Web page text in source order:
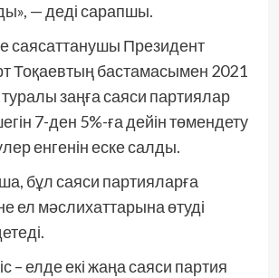
— деді сарапшы.
саясаттанушы Президент
Тоқаевтың бастамасымен 2021
заңға саяси партиялар
7-ден 5%-ға дейін төмендету
енгенін еске салды.
бұл саяси партияларға
ел мәслихаттарына өтуді
– елде екі жаңа саяси партия